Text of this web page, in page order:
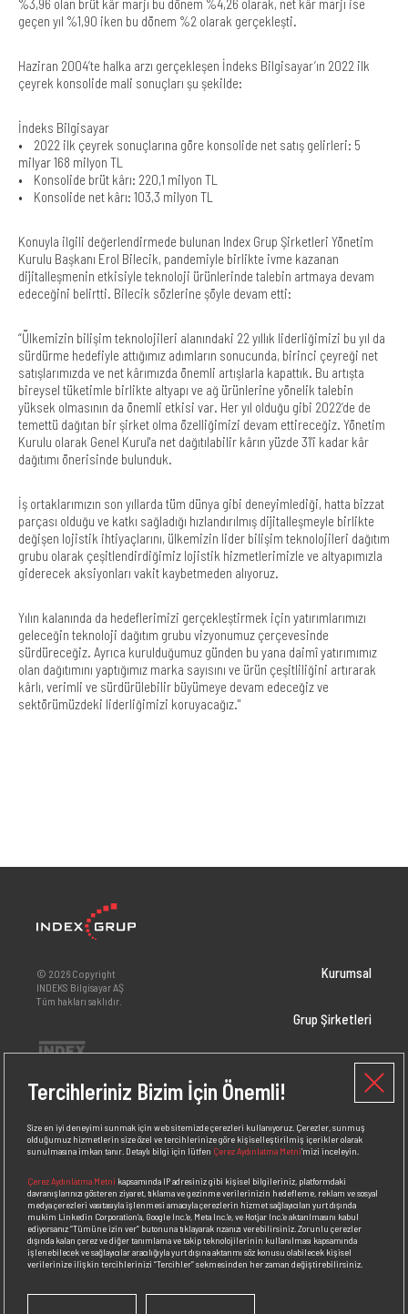
%3,96 olan brüt kâr marjı bu dönem %4,26 olarak, net kâr marjı ise
geçen yıl %1,90 iken bu dönem %2 olarak gerçekleşti.
Haziran 2004’te halka arzı gerçekleşen İndeks Bilgisayar’ın 2022 ilk
çeyrek konsolide mali sonuçları şu şekilde:
İndeks Bilgisayar
• 2022 ilk çeyrek sonuçlarına göre konsolide net satış gelirleri: 5
milyar 168 milyon TL
• Konsolide brüt kârı: 220,1 milyon TL
• Konsolide net kârı: 103,3 milyon TL
Konuyla ilgili değerlendirmede bulunan Index Grup Şirketleri Yönetim
Kurulu Başkanı Erol Bilecik, pandemiyle birlikte ivme kazanan
dijitalleşmenin etkisiyle teknoloji ürünlerinde talebin artmaya devam
edeceğini belirtti. Bilecik sözlerine şöyle devam etti:
“Ülkemizin bilişim teknolojileri alanındaki 22 yıllık liderliğimizi bu yıl da
sürdürme hedefiyle attığımız adımların sonucunda, birinci çeyreği net
satışlarımızda ve net kârımızda önemli artışlarla kapattık. Bu artışta
bireysel tüketimle birlikte altyapı ve ağ ürünlerine yönelik talebin
yüksek olmasının da önemli etkisi var. Her yıl olduğu gibi 2022’de de
temettü dağıtan bir şirket olma özelliğimizi devam ettireceğiz. Yönetim
Kurulu olarak Genel Kurul'a net dağıtılabilir kârın yüzde 31'i kadar kâr
dağıtımı önerisinde bulunduk.
İş ortaklarımızın son yıllarda tüm dünya gibi deneyimlediği, hatta bizzat
parçası olduğu ve katkı sağladığı hızlandırılmış dijitalleşmeyle birlikte
değişen lojistik ihtiyaçlarını, ülkemizin lider bilişim teknolojileri dağıtım
grubu olarak çeşitlendirdiğimiz lojistik hizmetlerimizle ve altyapımızla
giderecek aksiyonları vakit kaybetmeden alıyoruz.
Yılın kalanında da hedeflerimizi gerçekleştirmek için yatırımlarımızı
geleceğin teknoloji dağıtım grubu vizyonumuz çerçevesinde
sürdüreceğiz. Ayrıca kurulduğumuz günden bu yana daimî yatırımımız
olan dağıtımını yaptığımız marka sayısını ve ürün çeşitliliğini artırarak
kârlı, verimli ve sürdürülebilir büyümeye devam edeceğiz ve
sektörümüzdeki liderliğimizi koruyacağız."
© 2026 Copyright
INDEKS Bilgisayar AŞ
Tüm hakları saklıdır.
Kurumsal
Grup Şirketleri
Yatırımcı İlişkileri
İnsan Kaynakları
Medya
Bizden Haberler
Tercihleriniz Bizim İçin Önemli!
Size en iyi deneyimi sunmak için web sitemizde çerezleri kullanıyoruz. Çerezler, sunmuş
olduğumuz hizmetlerin size özel ve tercihlerinize göre kişiselleştirilmiş içerikler olarak
sunulmasına imkan tanır. Detaylı bilgi için lütfen Çerez Aydınlatma Metni’mizi inceleyin.
Çerez Aydınlatma Metni kapsamında IP adresiniz gibi kişisel bilgileriniz, platformdaki
davranışlarınızı gösteren ziyaret, tıklama ve gezinme verilerinizin hedefleme, reklam ve sosyal
medya çerezleri vasıtasıyla işlenmesi amacıyla çerezlerin hizmet sağlayıcıları yurt dışında
mukim Linkedin Corporation’a, Google Inc.’e, Meta Inc.’e, ve Hotjar Inc.’e aktarılmasını kabul
ediyorsanız“Tümüne izin ver” butonuna tıklayarak rızanızı verebilirsiniz. Zorunlu çerezler
dışında kalan çerez ve diğer tanımlama ve takip teknolojilerinin kullanılması kapsamında
işlenebilecek ve sağlayıcılar aracılığıyla yurt dışına aktarımı söz konusu olabilecek kişisel
verilerinize ilişkin tercihlerinizi“Tercihler”sekmesinden her zaman değiştirebilirsiniz.